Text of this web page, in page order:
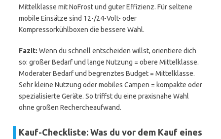
Mittelklasse mit NoFrost und guter Effizienz. Für seltene
mobile Einsätze sind 12-/24-Volt- oder
Kompressorkühlboxen die bessere Wahl.
Fazit: Wenn du schnell entscheiden willst, orientiere dich
so: großer Bedarf und lange Nutzung = obere Mittelklasse.
Moderater Bedarf und begrenztes Budget = Mittelklasse.
Sehr kleine Nutzung oder mobiles Campen = kompakte oder
spezialisierte Geräte. So triffst du eine praxisnahe Wahl
ohne großen Rechercheaufwand.
Kauf-Checkliste: Was du vor dem Kauf eines